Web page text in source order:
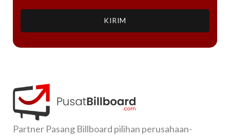
KIRIM
Partner Pasang Billboard pilihan perusahaan-